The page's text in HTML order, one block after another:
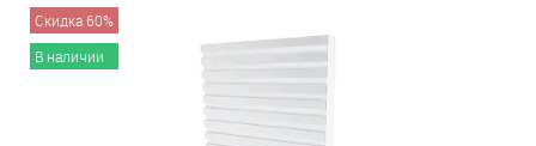
Скидка 60%
В наличии